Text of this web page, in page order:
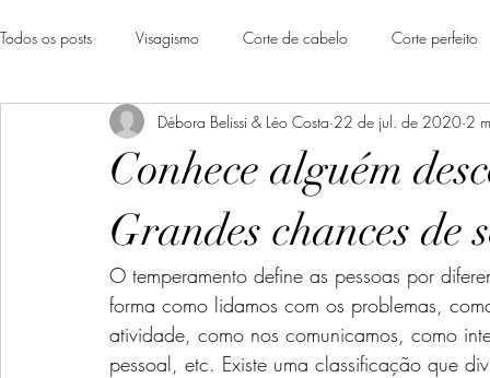
Todos os posts Visagismo Corte de cabelo Corte perfeito
Visagismo para homens Cabeleireiro visagista
Temperamentos Melancólico Colérico
Conhece alguém
Grandes chances de
Débora Belissi & Léo Costa 22 de jul. de 2020 2
O temperamento define as pessoas por
forma como lidamos com os problemas,
atividade, como nos comunicamos, como
pessoal, etc. Existe uma classificação que